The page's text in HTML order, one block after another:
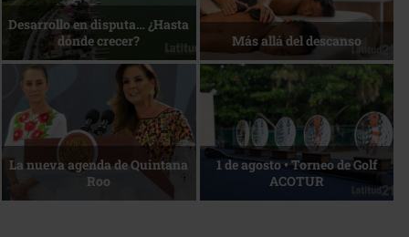
Bottega, un viaje servido a la
mesa
Energía que Impulsa la
competitividad
Reconocimiento de viajeros La esencia del servicio